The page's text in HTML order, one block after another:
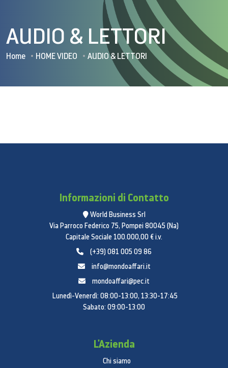
AUDIO & LETTORI
Home HOME VIDEO AUDIO & LETTORI
Informazioni di Contatto
World Business Srl
Via Parroco Federico 75, Pompei 80045 (Na)
Capitale Sociale 100.000,00 € i.v.
(+39) 081 005 09 86
info@mondoaffari.it
mondoaffari@pec.it
Lunedì-Venerdì: 08:00-13:00, 13:30-17:45
Sabato: 09:00-13:00
L'Azienda
Chi siamo